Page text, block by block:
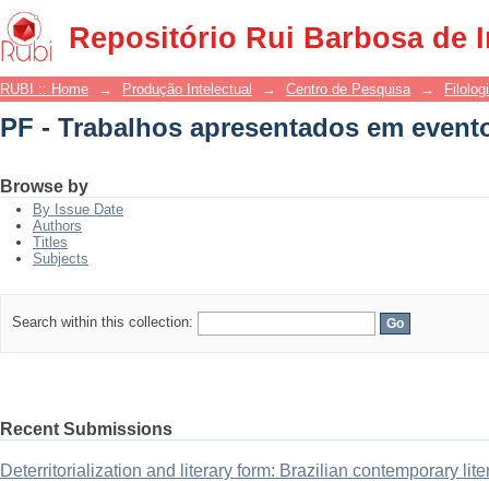
Repositório Rui Barbosa de
PF - Trabalhos apresentados em
RUBI :: Home → Produção Intelectual → Centro de Pesquisa →
PF - Trabalhos apresentados em
Browse by
By Issue Date
Authors
Titles
Subjects
Search within this collection:
Recent Submissions
Deterritorialization and literary form: Brazilian contemporary